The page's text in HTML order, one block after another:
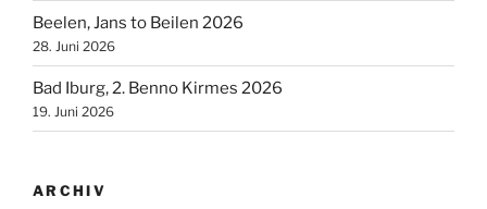
Beelen, Jans to Beilen 2026
28. Juni 2026
Bad Iburg, 2. Benno Kirmes 2026
19. Juni 2026
ARCHIV